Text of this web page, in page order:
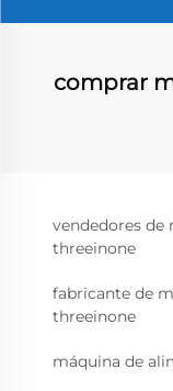
comprar
vendedores de
threeinone
fabricante de
threeinone
máquina de